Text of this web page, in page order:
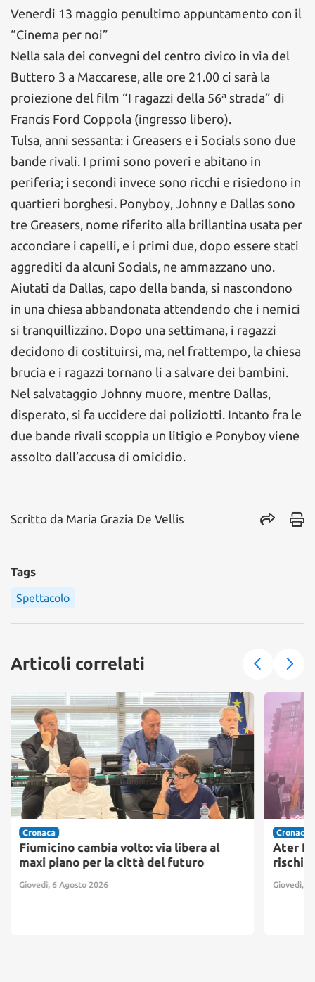
Venerdi 13 maggio penultimo appuntamento con il
“Cinema per noi”
Nella sala dei convegni del centro civico in via del
Buttero 3 a Maccarese, alle ore 21.00 ci sarà la
proiezione del film “I ragazzi della 56ª strada” di
Francis Ford Coppola (ingresso libero).
Tulsa, anni sessanta: i Greasers e i Socials sono due
bande rivali. I primi sono poveri e abitano in
periferia; i secondi invece sono ricchi e risiedono in
quartieri borghesi. Ponyboy, Johnny e Dallas sono
tre Greasers, nome riferito alla brillantina usata per
acconciare i capelli, e i primi due, dopo essere stati
aggrediti da alcuni Socials, ne ammazzano uno.
Aiutati da Dallas, capo della banda, si nascondono
in una chiesa abbandonata attendendo che i nemici
si tranquillizzino. Dopo una settimana, i ragazzi
decidono di costituirsi, ma, nel frattempo, la chiesa
brucia e i ragazzi tornano li a salvare dei bambini.
Nel salvataggio Johnny muore, mentre Dallas,
disperato, si fa uccidere dai poliziotti. Intanto fra le
due bande rivali scoppia un litigio e Ponyboy viene
assolto dall’accusa di omicidio.
Scritto da Maria Grazia De Vellis
Tags
Spettacolo
Articoli correlati
Cronaca
Fiumicino cambia volto: via libera al
maxi piano per la città del futuro
Giovedì, 6 Agosto 2026
Cronaca
Ater
rischio
Giovedì, 6